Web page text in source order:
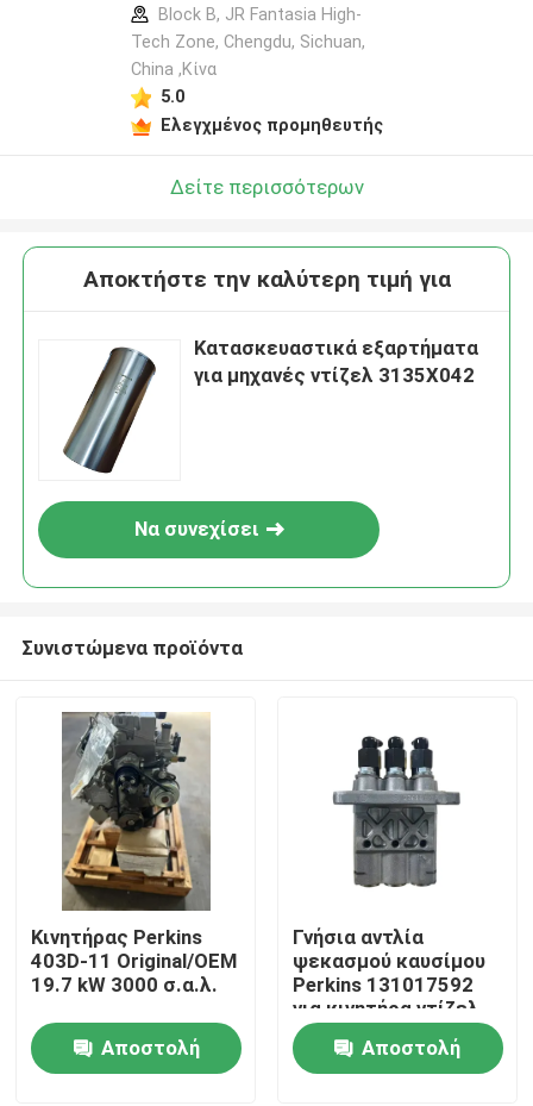
Αρχική Σελίδα
Προϊόντα
Block B, JR Fantasia High-
Tech Zone, Chengdu, Sichuan,
China ,Κίνα
5.0
Ελεγχμένος προμηθευτής
Δείτε περισσότερων
Αποκτήστε την καλύτερη τιμή για
Κατασκευαστικά εξαρτήματα
για μηχανές ντίζελ 3135X042
Να συνεχίσει
Συνιστώμενα προϊόντα
Κινητήρας Perkins
403D-11 Original/OEM
19.7 kW 3000 σ.α.λ.
Αποστολή
Γνήσια αντλία
ψεκασμού καυσίμου
Perkins 131017592
για κινητήρα ντίζελ
403D
Αποστολή